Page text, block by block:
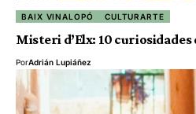
BAIX VINALOPÓ CULTURARTE
Misteri d’Elx: 10 curiosidades
PorAdrián Lupiáñez